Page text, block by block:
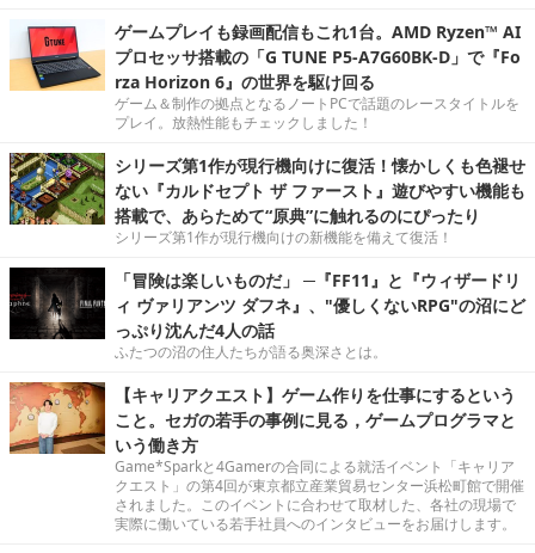
ゲームプレイも録画配信もこれ1台。AMD Ryzen™ AI
プロセッサ搭載の「G TUNE P5-A7G60BK-D」で『Fo
rza Horizon 6』の世界を駆け回る
ゲーム＆制作の拠点となるノートPCで話題のレースタイトルを
プレイ。放熱性能もチェックしました！
シリーズ第1作が現行機向けに復活！懐かしくも色褪せ
ない『カルドセプト ザ ファースト』遊びやすい機能も
搭載で、あらためて“原典”に触れるのにぴったり
シリーズ第1作が現行機向けの新機能を備えて復活！
「冒険は楽しいものだ」 ─『FF11』と『ウィザードリ
ィ ヴァリアンツ ダフネ』、"優しくないRPG"の沼にど
っぷり沈んだ4人の話
ふたつの沼の住人たちが語る奥深さとは。
【キャリアクエスト】ゲーム作りを仕事にするという
こと。セガの若手の事例に見る，ゲームプログラマと
いう働き方
Game*Sparkと4Gamerの合同による就活イベント「キャリア
クエスト」の第4回が東京都立産業貿易センター浜松町館で開催
されました。このイベントに合わせて取材した、各社の現場で
実際に働いている若手社員へのインタビューをお届けします。